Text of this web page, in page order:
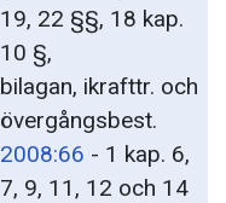
19, 22 §§, 18 kap.
10 §,
bilagan, ikrafttr. och
övergångsbest.
2008:66 - 1 kap. 6,
7, 9, 11, 12 och 14